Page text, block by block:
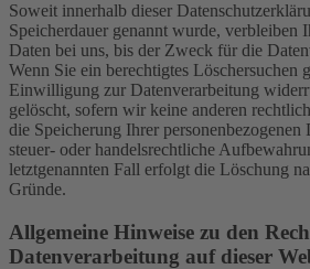
Soweit innerhalb dieser
Speicherdauer genannt wurde, verbleiben
Daten bei uns, bis der Zweck für die
Wenn Sie ein berechtigtes Löschersuchen
Einwilligung zur Datenverarbeitung
gelöscht, sofern wir keine anderen
die Speicherung Ihrer personenbezogenen
steuer- oder handelsrechtliche
letztgenannten Fall erfolgt die Löschung
Gründe.
Allgemeine Hinweise zu den
Datenverarbeitung auf dieser